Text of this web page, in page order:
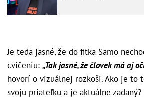
Je teda jasné, že do fitka Samo
cvičeniu: „Tak jasné, že človek má aj
hovorí o vizuálnej rozkoši. Ako je to
svoju priateľku a je aktuálne